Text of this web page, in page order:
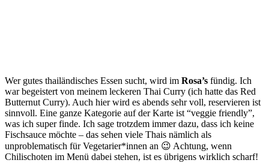
Wer gutes thailändisches Essen sucht, wird im Rosa’s fündig. Ich
war begeistert von meinem leckeren Thai Curry (ich hatte das Red
Butternut Curry). Auch hier wird es abends sehr voll, reservieren ist
sinnvoll. Eine ganze Kategorie auf der Karte ist “veggie friendly”,
was ich super finde. Ich sage trotzdem immer dazu, dass ich keine
Fischsauce möchte – das sehen viele Thais nämlich als
unproblematisch für Vegetarier*innen an 😉 Achtung, wenn
Chilischoten im Menü dabei stehen, ist es übrigens wirklich scharf!